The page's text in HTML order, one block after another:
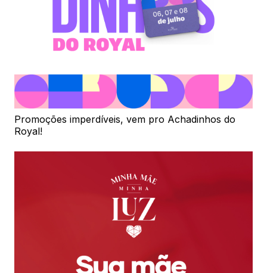
Promoções imperdíveis, vem pro Achadinhos do
Royal!